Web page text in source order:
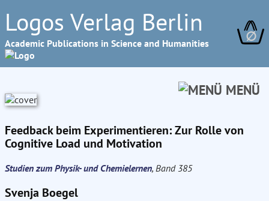
Logos Verlag Berlin
Academic Publications in Science and Humanities ∅
MENÜ
Feedback beim Experimentieren: Zur Rolle von
Cognitive Load und Motivation
Studien zum Physik- und Chemielernen, Band 385
Svenja Boegel